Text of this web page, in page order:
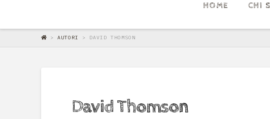
HOME CHI
> AUTORI > DAVID THOMSON
David Thomson